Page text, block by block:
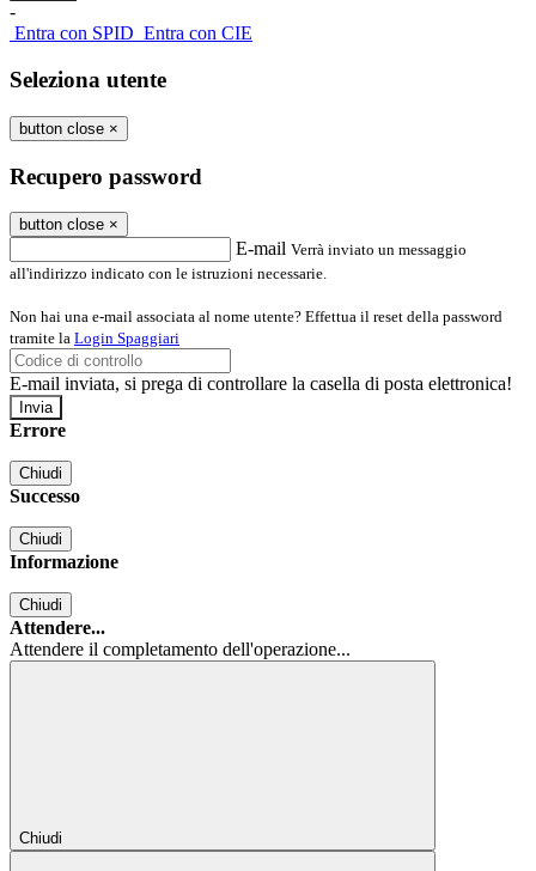
-
Entra con SPID Entra con CIE
Seleziona utente
button close ×
Recupero password
button close ×
E-mail Verrà inviato un messaggio
all'indirizzo indicato con le istruzioni necessarie.
Non hai una e-mail associata al nome utente? Effettua il reset della password
tramite la Login Spaggiari
E-mail inviata, si prega di controllare la casella di posta elettronica!
Errore
Chiudi
Successo
Chiudi
Informazione
Chiudi
Attendere...
Attendere il completamento dell'operazione...
Chiudi